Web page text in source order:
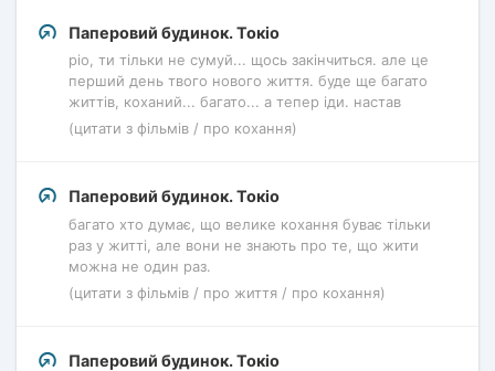
Паперовий будинок. Токіо
ріо, ти тільки не сумуй... щось закінчиться. але це
перший день твого нового життя. буде ще багато
життів, коханий... багато... а тепер іди. настав
(цитати з фільмів / про кохання)
Паперовий будинок. Токіо
багато хто думає, що велике кохання буває тільки
раз у житті, але вони не знають про те, що жити
можна не один раз.
(цитати з фільмів / про життя / про кохання)
Паперовий будинок. Токіо